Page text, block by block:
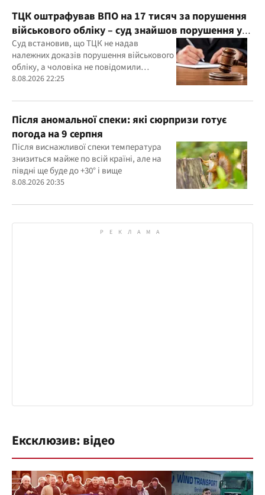
ТЦК оштрафував ВПО на 17 тисяч за порушення
військового обліку – суд знайшов порушення у
діях ТЦК
Суд встановив, що ТЦК не надав
належних доказів порушення військового
обліку, а чоловіка не повідомили
належним чином про дату та місце
8.08.2026 22:25
Після аномальної спеки: які сюрпризи готує
погода на 9 серпня
Після виснажливої спеки температура
знизиться майже по всій країні, але на
півдні ще буде до +30° і вище
8.08.2026 20:35
Ексклюзив: відео